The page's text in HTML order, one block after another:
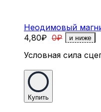
Неодимовый
4,80₽ 0₽ и ниже
Условная сила
Купить